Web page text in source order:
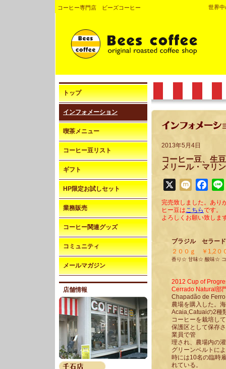
コーヒー専門店 ビーズコーヒー 世界
トップ
インフォメーション
喫茶メニュー
コーヒー豆リスト
ギフト
HP限定お試しセット
業務販売
コーヒー関連グッズ
コミュニティ
メールマガジン
店舗情報
2013年5月4日
コーヒー豆、生
メリール・マリ
Mixi
完売致しました。あり
ヒー豆はこちらです。
よろしくお願い致しま
ブラジル セラー
２００ｇ ￥1,2０
香り☆ 甘味☆ 酸味☆
2012 Cup of
Cerrado Natural部
Chapadão de
農場を購入した。
Acaia,Catuaiの2種
コーヒーを栽培し
保護区として保存
業員で管
理され、農場内の
グリーンベルトに
時には10名の臨時
れている。